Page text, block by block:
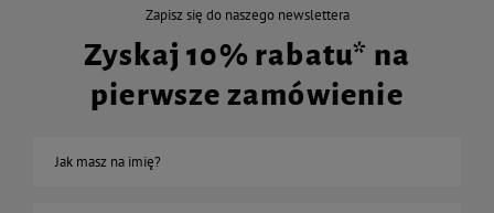
Zapisz się do naszego newslettera
Zyskaj 10% rabatu* na
pierwsze zamówienie
Jak masz na imię?